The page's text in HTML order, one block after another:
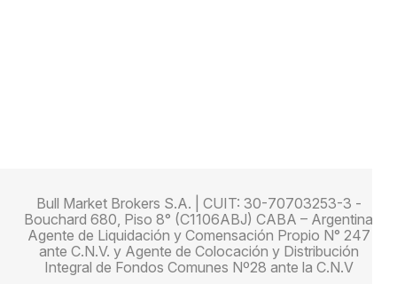
Bull Market Brokers S.A. | CUIT: 30-70703253-3 -
Bouchard 680, Piso 8° (C1106ABJ) CABA – Argentina
Agente de Liquidación y Comensación Propio N° 247
ante C.N.V. y Agente de Colocación y Distribución
Integral de Fondos Comunes Nº28 ante la C.N.V